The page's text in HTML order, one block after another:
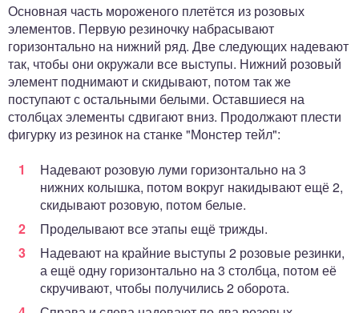
Основная часть мороженого плетётся из розовых
элементов. Первую резиночку набрасывают
горизонтально на нижний ряд. Две следующих надевают
так, чтобы они окружали все выступы. Нижний розовый
элемент поднимают и скидывают, потом так же
поступают с остальными белыми. Оставшиеся на
столбцах элементы сдвигают вниз. Продолжают плести
фигурку из резинок на станке "Монстер тейл":
Надевают розовую луми горизонтально на 3
нижних колышка, потом вокруг накидывают ещё 2,
скидывают розовую, потом белые.
Проделывают все этапы ещё трижды.
Надевают на крайние выступы 2 розовые резинки,
а ещё одну горизонтально на 3 столбца, потом её
скручивают, чтобы получились 2 оборота.